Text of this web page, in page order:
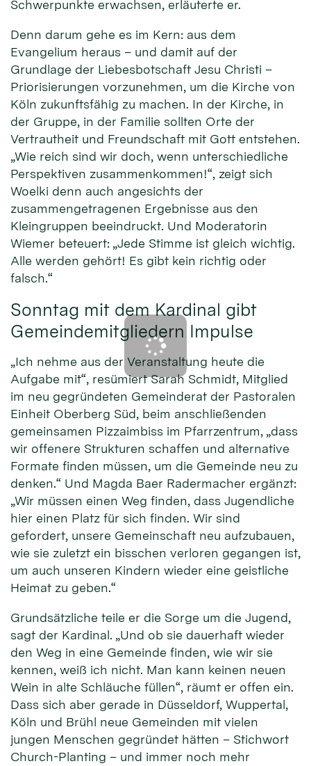
Schwerpunkte erwachsen, erläuterte er.
Denn darum gehe es im Kern: aus dem
Evangelium heraus – und damit auf der
Grundlage der Liebesbotschaft Jesu Christi –
Priorisierungen vorzunehmen, um die Kirche von
Köln zukunftsfähig zu machen. In der Kirche, in
der Gruppe, in der Familie sollten Orte der
Vertrautheit und Freundschaft mit Gott entstehen.
„Wie reich sind wir doch, wenn unterschiedliche
Perspektiven zusammenkommen!“, zeigt sich
Woelki denn auch angesichts der
zusammengetragenen Ergebnisse aus den
Kleingruppen beeindruckt. Und Moderatorin
Wiemer beteuert: „Jede Stimme ist gleich wichtig.
Alle werden gehört! Es gibt kein richtig oder
falsch.“
Sonntag mit dem Kardinal gibt
Gemeindemitgliedern Impulse
„Ich nehme aus der Veranstaltung heute die
Aufgabe mit“, resümiert Sarah Schmidt, Mitglied
im neu gegründeten Gemeinderat der Pastoralen
Einheit Oberberg Süd, beim anschließenden
gemeinsamen Pizzaimbiss im Pfarrzentrum, „dass
wir offenere Strukturen schaffen und alternative
Formate finden müssen, um die Gemeinde neu zu
denken.“ Und Magda Baer Radermacher ergänzt:
„Wir müssen einen Weg finden, dass Jugendliche
hier einen Platz für sich finden. Wir sind
gefordert, unsere Gemeinschaft neu aufzubauen,
wie sie zuletzt ein bisschen verloren gegangen ist,
um auch unseren Kindern wieder eine geistliche
Heimat zu geben.“
Grundsätzliche teile er die Sorge um die Jugend,
sagt der Kardinal. „Und ob sie dauerhaft wieder
den Weg in eine Gemeinde finden, wie wir sie
kennen, weiß ich nicht. Man kann keinen neuen
Wein in alte Schläuche füllen“, räumt er offen ein.
Dass sich aber gerade in Düsseldorf, Wuppertal,
Köln und Brühl neue Gemeinden mit vielen
jungen Menschen gegründet hätten – Stichwort
Church-Planting – und immer noch mehr